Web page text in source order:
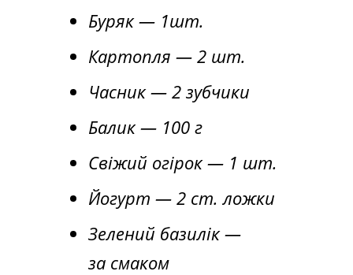
Буряк — 1шт.
Картопля — 2 шт.
Часник — 2 зубчики
Балик — 100 г
Свіжий огірок — 1 шт.
Йогурт — 2 ст. ложки
Зелений базилік —
за смаком